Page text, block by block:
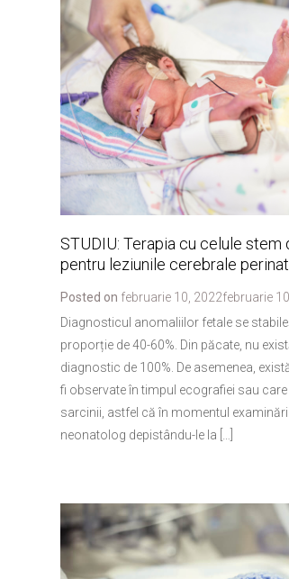
STUDIU: Terapia cu celule stem
pentru leziunile cerebrale
Posted on februarie 10, 2022februarie
Diagnosticul anomaliilor fetale se
proporție de 40-60%. Din păcate, nu
diagnostic de 100%. De asemenea,
fi observate în timpul ecografiei sau
sarcinii, astfel că în momentul
neonatolog depistându-le la […]